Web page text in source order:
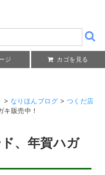
ジ カゴを見る
> なりほんブログ > つくだ店
キ販売中！
、年賀ハガ